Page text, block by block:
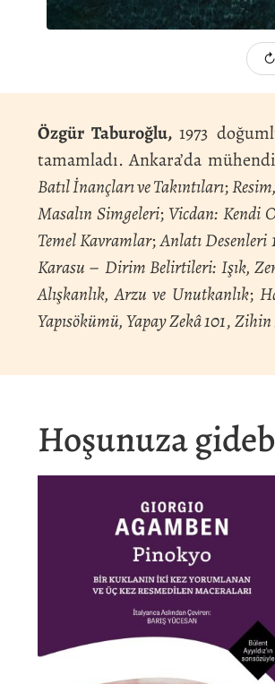
↻
Özgür Taburoğlu,1973
tamamladı. Ankara’da
Batıl İnançları ve Takıntıları;
Masalın Simgeleri; Vicdan: Kendi
Temel Kavramlar;Anlatı Desenleri
Karasu – Dirim Belirtileri: Işık,
Alışkanlık, Arzu ve Unutkanlık;
Yapısökümü, Yapay Zekâ 101,Zihin
Hoşunuza